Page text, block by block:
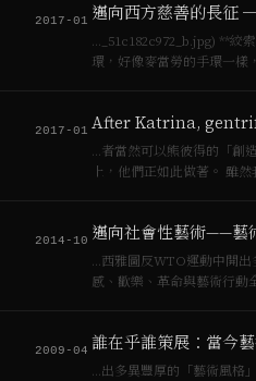
而且英式老頭的幽默也間隔
2017-01
…_51c182c972_b.jpg) **絞索，不是手環** 參與Live 8的人手一
環，好像麥當勞的手環一
2017-01 After Katrina,
…者當然可以熊彼得的「創
上，他們正如此做著。 雖然我很喜歡 kanye West的批判 ，但
長，而是房地產與都市…
2014-10
…西雅圖反WTO運動中開出
感、歡樂、革命與藝術行
2009-04 誰在乎誰策展：當今
…出多異豐厚的「藝術風格